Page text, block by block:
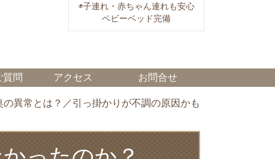
◉子連れ・赤ちゃん連れも安心
ベビーベッド完備
質問 アクセス お問合せ
の異常とは？／引っ掛かりが不調の原因かも